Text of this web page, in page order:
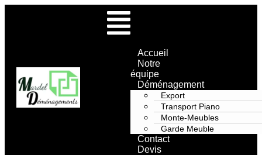
Accueil
Notre
équipe
Déménagement
Export
Transport Piano
Monte-Meubles
Garde Meuble
Contact
Devis